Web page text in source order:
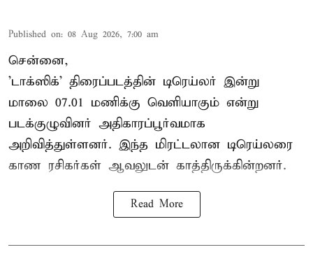
Published on: 08 Aug 2026, 7:00 am
சென்னை,
'டாக்ஸிக்' திரைப்படத்தின் டிரெய்லர் இன்று
மாலை 07.01 மணிக்கு வெளியாகும் என்று
படக்குழுவினர் அதிகாரப்பூர்வமாக
அறிவித்துள்ளனர். இந்த மிரட்டலான டிரெய்லரை
காண ரசிகர்கள் ஆவலுடன் காத்திருக்கின்றனர்.
Read More